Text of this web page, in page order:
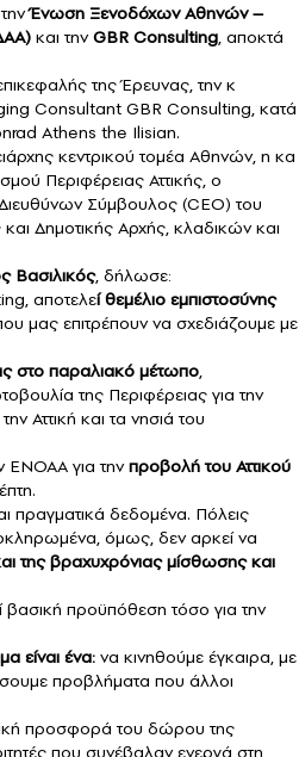
Ένωση Ξενοδόχων Αθηνών –
και τηνGBR Consulting, αποκτά
της Έρευνας, την κ
Consultant GBR Consulting, κατά
Athens the Ilisian.
κεντρικού τομέα Αθηνών, η κα
Περιφέρειας Αττικής, ο
Σύμβουλος (CEO) του
Δημοτικής Αρχής, κλαδικών και
Βασιλικός, δήλωσε:
αποτελεί θεμέλιο εμπιστοσύνης
μας επιτρέπουν να σχεδιάζουμε με
στο παραλιακό μέτωπο,
της Περιφέρειας για την
Αττική και τα νησιά του
ΕΝΟΑΑ για τηνπροβολή του Αττικού
πραγματικά δεδομένα. Πόλεις
όμως, δεν αρκεί να
της βραχυχρόνιας μίσθωσης και
βασική προϋπόθεση τόσο για την
είναι ένα: να κινηθούμε έγκαιρα, με
προβλήματα που άλλοι
προσφορά του δώρου της